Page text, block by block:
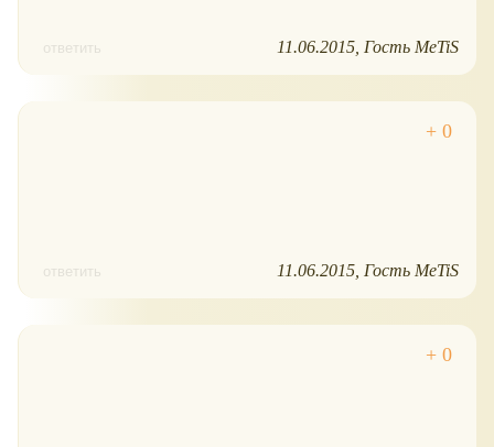
ответить 11.06.2015 Гость MeTiS
ответить 11.06.2015 Гость MeTiS